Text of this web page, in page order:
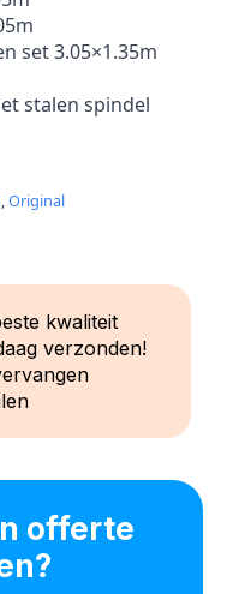
set 3.05×1.35m
stalen spindel
,Original
kwaliteit
verzonden!
offerte